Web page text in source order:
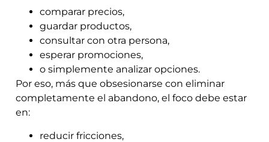
comparar precios,
guardar productos,
consultar con otra persona,
esperar promociones,
o simplemente analizar opciones.
Por eso, más que obsesionarse con eliminar
completamente el abandono, el foco debe estar
en:
reducir fricciones,